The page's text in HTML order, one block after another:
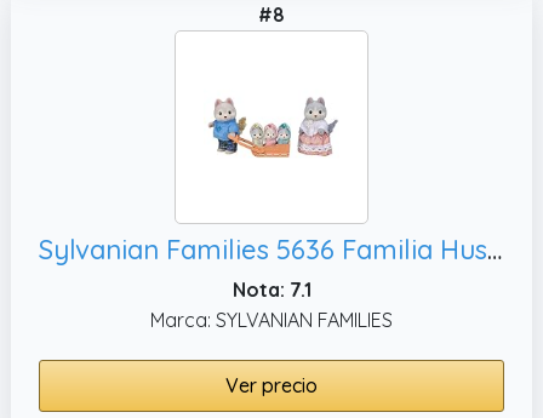
#8
Sylvanian Families 5636 Familia Husky - casa de muñecas
Nota: 7.1
Marca: SYLVANIAN FAMILIES
Ver precio